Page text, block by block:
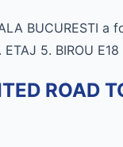
ETAJ 5. BIROU E18
ROAD